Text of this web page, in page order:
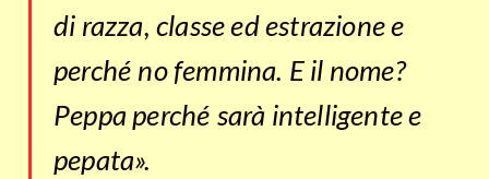
di razza, classe ed estrazione e
perché no femmina. E il nome?
Peppa perché sarà intelligente e
pepata».